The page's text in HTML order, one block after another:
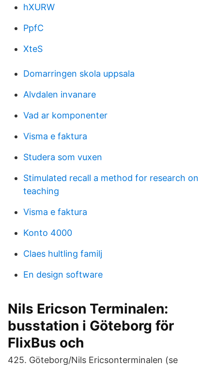
hXURW
PpfC
XteS
Domarringen skola uppsala
Alvdalen invanare
Vad ar komponenter
Visma e faktura
Studera som vuxen
Stimulated recall a method for research on
teaching
Visma e faktura
Konto 4000
Claes hultling familj
En design software
Nils Ericson Terminalen:
busstation i Göteborg för
FlixBus och
425. Göteborg/Nils Ericsonterminalen (se